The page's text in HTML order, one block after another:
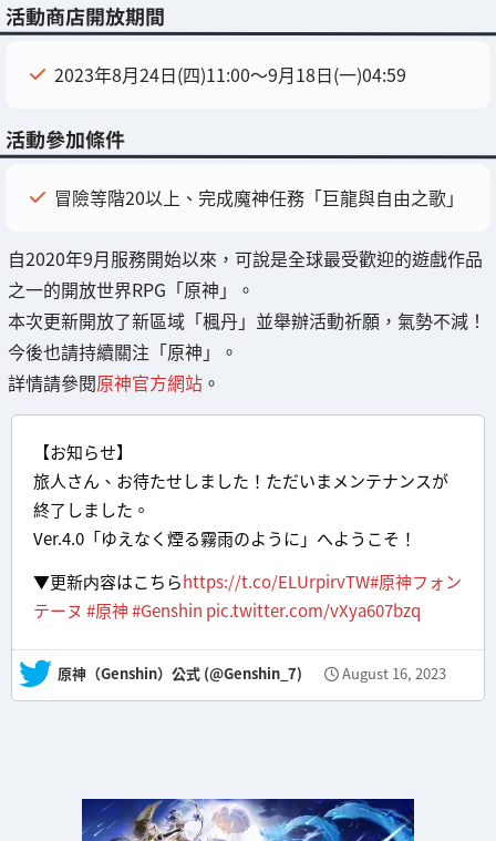
活動商店開放期間
2023年8月24日(四)11:00〜9月18日(一)04:59
活動參加條件
冒險等階20以上、完成魔神任務「巨龍與自由之歌」
自2020年9月服務開始以來，可說是全球最受歡迎的遊戲作品
之一的開放世界RPG「原神」。
本次更新開放了新區域「楓丹」並舉辦活動祈願，氣勢不減！
今後也請持續關注「原神」。
詳情請參閱原神官方網站 。
【お知らせ】
旅人さん、お待たせしました！ただいまメンテナンスが
終了しました。
Ver.4.0「ゆえなく煙る霧雨のように」へようこそ！
▼更新内容はこちらhttps://t.co/ELUrpirvTW#原神フォン
テーヌ #原神#Genshin pic.twitter.com/vXya607bzq
— 原神（Genshin）公式 (@Genshin_7) August 16, 2023